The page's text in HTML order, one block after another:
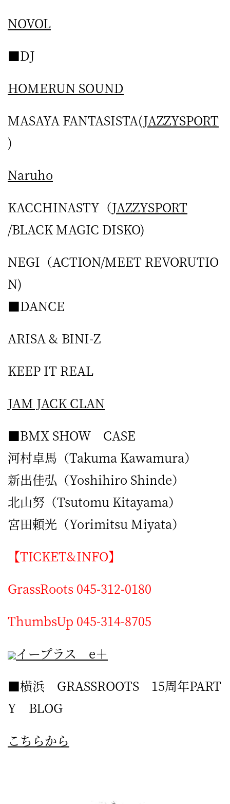
NOVOL
■DJ
HOMERUN SOUND
MASAYA FANTASISTA(JAZZYSPORT
)
Naruho
KACCHINASTY（JAZZYSPORT
/BLACK MAGIC DISKO)
NEGI（ACTION/MEET REVORUTIO
N)
■DANCE
ARISA & BINI-Z
KEEP IT REAL
JAM JACK CLAN
■BMX SHOW CASE
河村卓馬（Takuma Kawamura）
新出佳弘（Yoshihiro Shinde）
北山努（Tsutomu Kitayama）
宮田頼光（Yorimitsu Miyata）
【TICKET&INFO】
GrassRoots 045-312-0180
ThumbsUp 045-314-8705
イープラス e＋
■横浜 GRASSROOTS 15周年PART
Y BLOG
こちらから